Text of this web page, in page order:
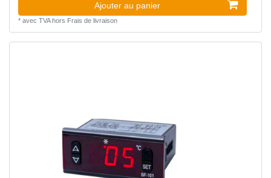
Ajouter au panier
* avec TVAhors Frais de livraison